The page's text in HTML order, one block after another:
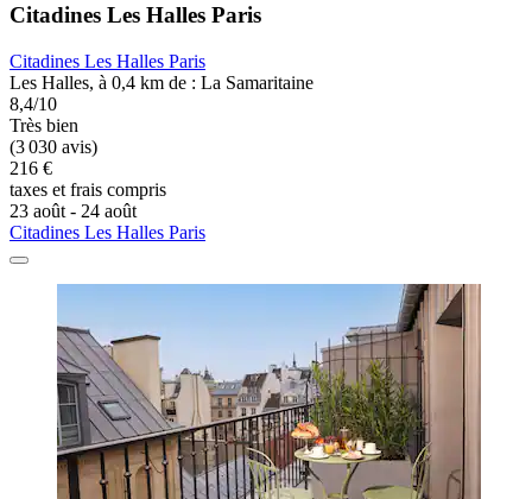
Citadines Les Halles Paris
Citadines Les Halles Paris
Les Halles, à 0,4 km de : La Samaritaine
8,4/10
Très bien
(3 030 avis)
216 €
taxes et frais compris
23 août - 24 août
Citadines Les Halles Paris